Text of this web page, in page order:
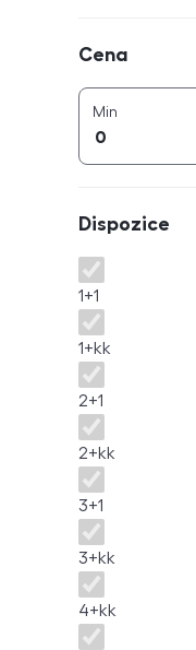
Cena
Min
Dispozice
Dispozice
1+1
1+kk
2+1
2+kk
3+1
3+kk
4+kk